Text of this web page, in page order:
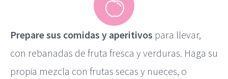
Prepare sus comidas y aperitivos para llevar,
con rebanadas de fruta fresca y verduras. Haga su
propia mezcla con frutas secas y nueces, o